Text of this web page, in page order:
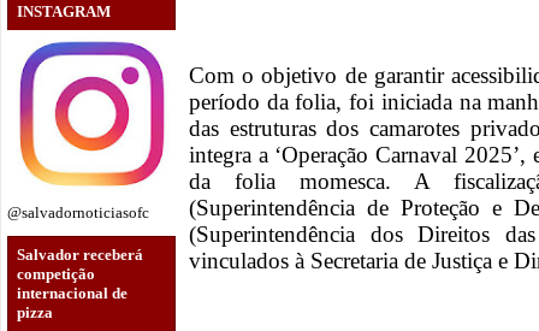
INSTAGRAM
@salvadornoticiasofc
Salvador receberá
competição
internacional de
pizza
Com o objetivo de garantir
período da folia, foi iniciada na
das estruturas dos camarotes
integra a ‘Operação Carnaval
da folia momesca. A
(Superintendência de Proteção e
(Superintendência dos Direitos
vinculados à Secretaria de Justiça e